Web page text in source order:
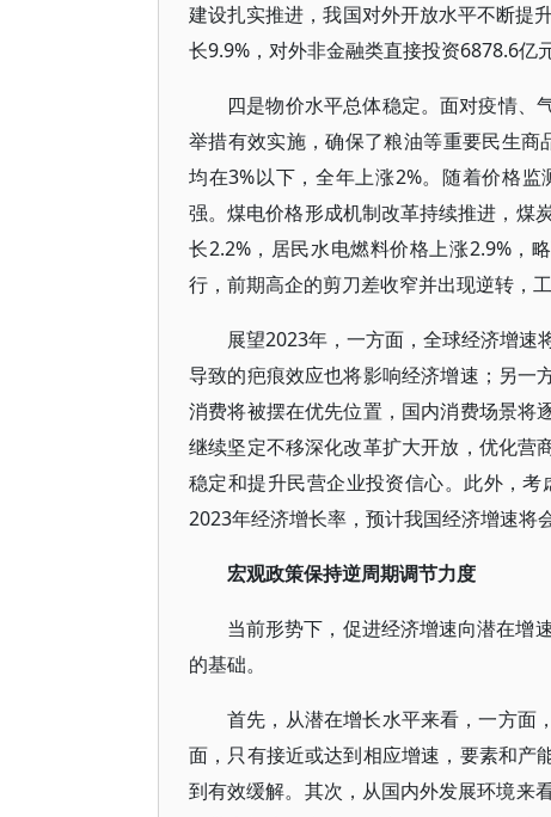
建设扎实推进，我国对外开放水平不断提
长9.9%，对外非金融类直接投资6878.6亿
四是物价水平总体稳定。面对疫情、
举措有效实施，确保了粮油等重要民生
均在3%以下，全年上涨2%。随着价格
强。煤电价格形成机制改革持续推进，煤
长2.2%，居民水电燃料价格上涨2.9%，
行，前期高企的剪刀差收窄并出现逆转，
展望2023年，一方面，全球经济增速
导致的疤痕效应也将影响经济增速；另一
消费将被摆在优先位置，国内消费场景将
继续坚定不移深化改革扩大开放，优化营
稳定和提升民营企业投资信心。此外，
2023年经济增长率，预计我国经济增速将
宏观政策保持逆周期调节力度
当前形势下，促进经济增速向潜在增
的基础。
首先，从潜在增长水平来看，一方面
面，只有接近或达到相应增速，要素和产
到有效缓解。其次，从国内外发展环境来